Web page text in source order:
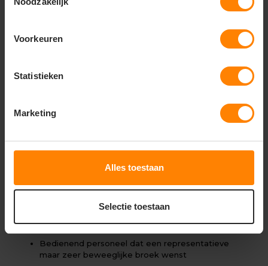
Voorkeuren
Statistieken
Marketing
Alles toestaan
Selectie toestaan
ademend en sneldrogend is
Lichtgewicht en ontworpen voor
maximale bewegingsvrijheid
intensief industrieel wassen
comfortabele sluiting
moderne, actieve uitstraling
Barista’s die een broek zoeken die niet in de weg
zit achter de machine
Bedienend personeel dat een representatieve
maar zeer beweeglijke broek wenst